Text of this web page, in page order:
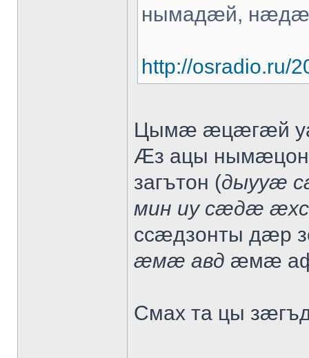
нымадæй,
http://osradio.ru/
Цымæ æцæгæй
Æз ацы
загътон (дыууæ
мин иу сæдæ
ссæдзонты дæр
æмæ авд æмæ
Смах та цы